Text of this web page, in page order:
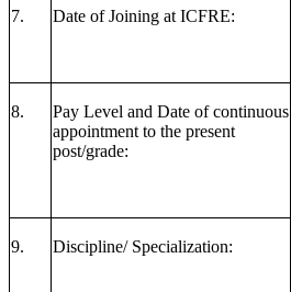
7. Date of Joining at ICFRE:
8.
Pay Level and Date of continuous
appointment to the present
post/grade:
9. Discipline/ Specialization: